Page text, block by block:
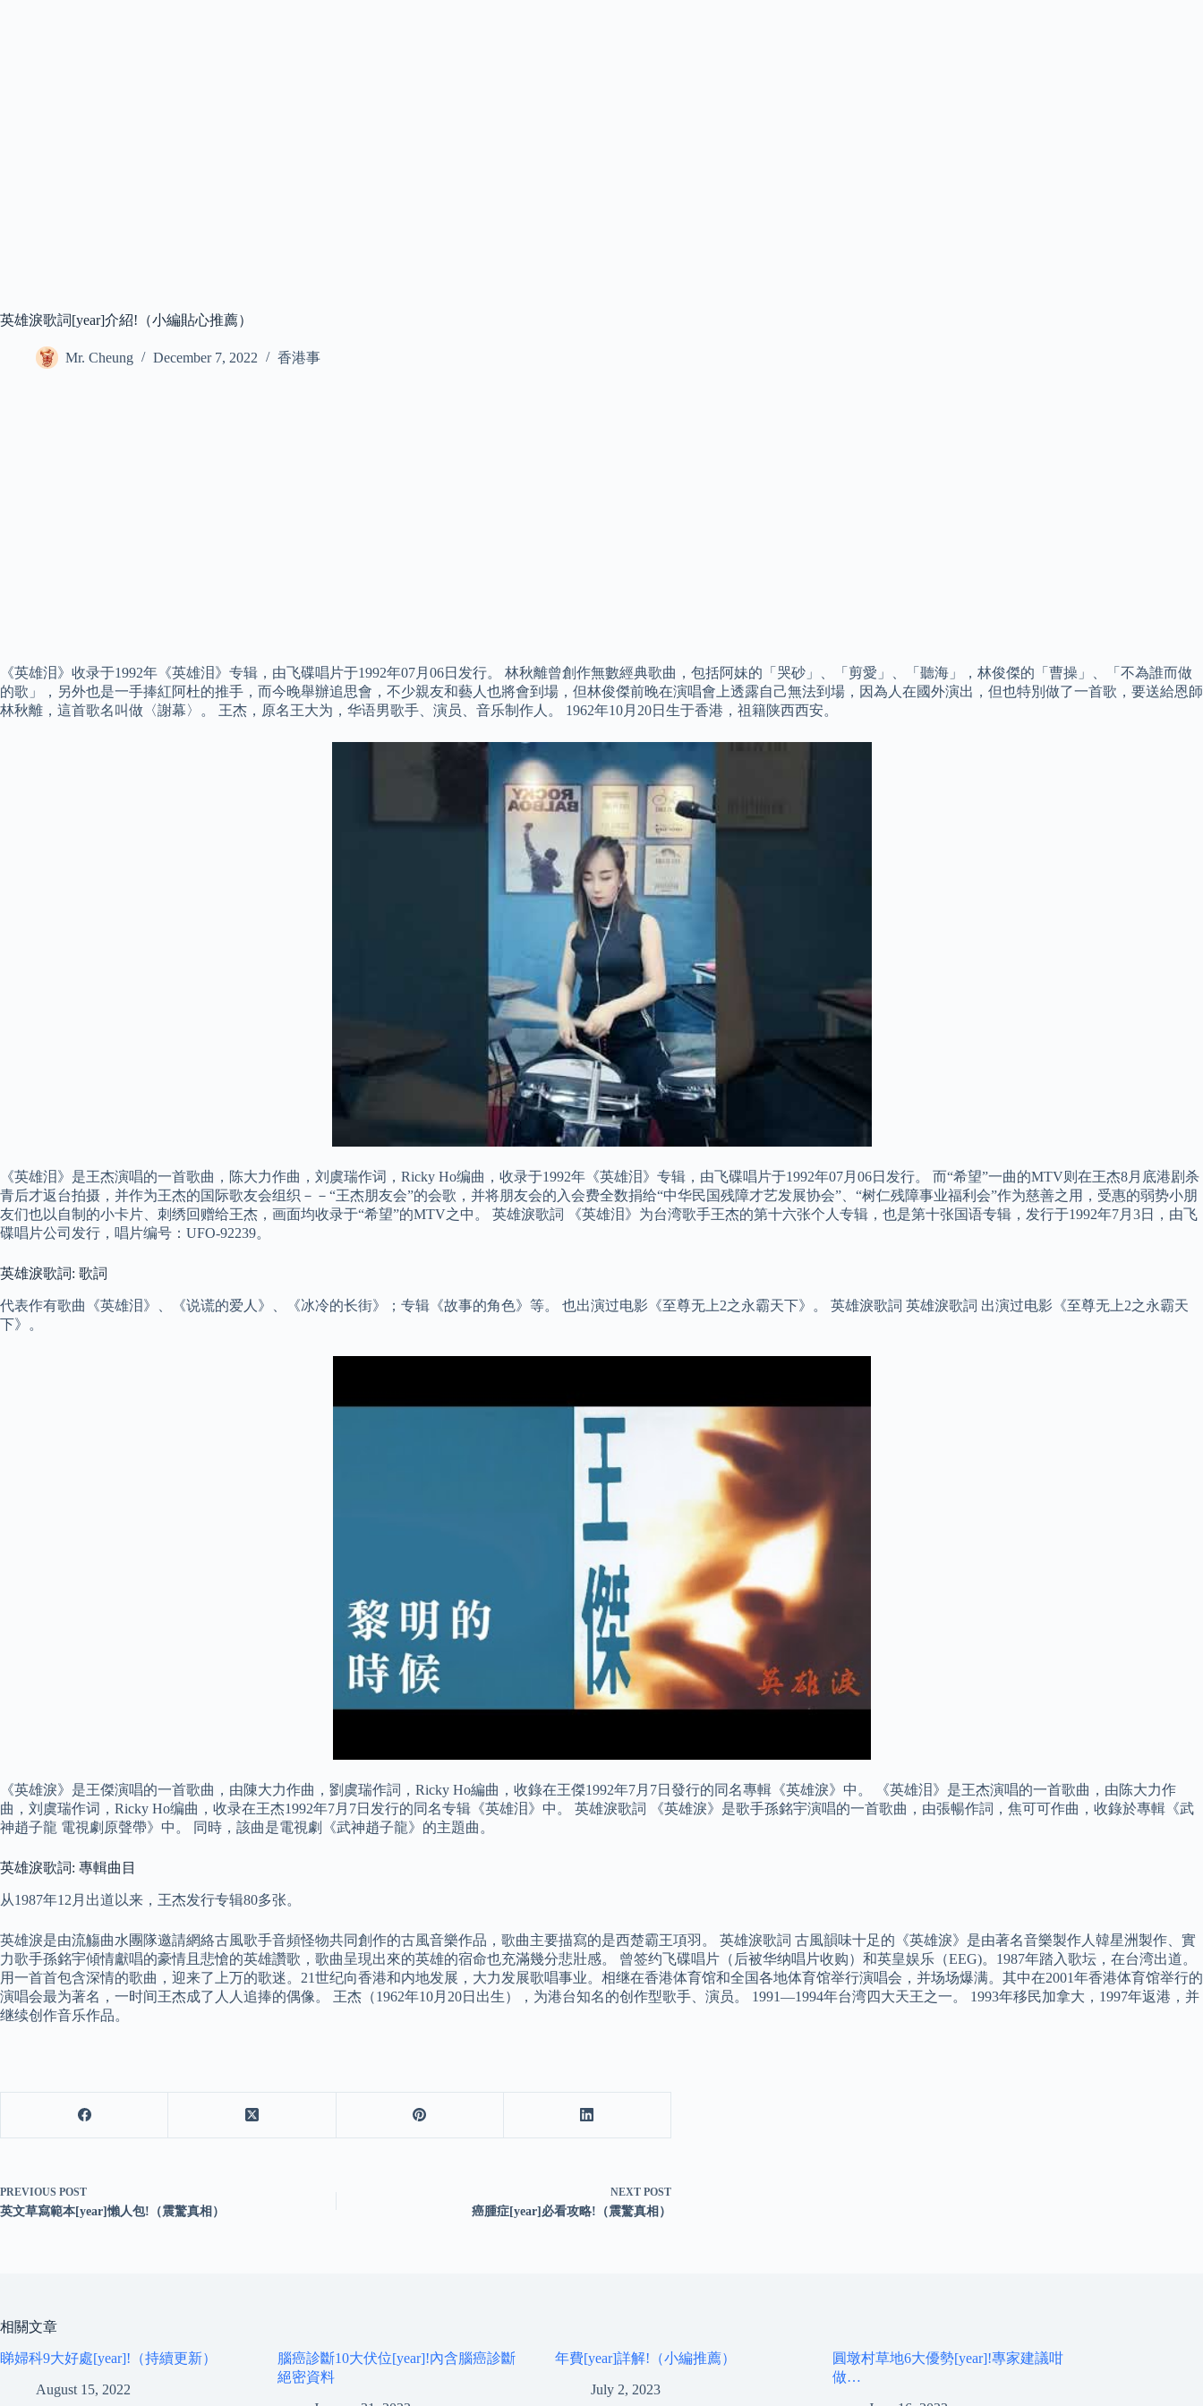
英雄淚歌詞[year]介紹!（小編貼心推薦）
Mr. Cheung December 7, 2022 香港事
《英雄泪》收录于1992年《英雄泪》专辑，由飞碟唱片于1992年07月06日发行。 林秋離曾創作無數經典歌曲，包括阿妹的「哭砂」、「剪愛」、「聽海」，林俊傑的「曹操」、「不為誰而做
的歌」，另外也是一手捧紅阿杜的推手，而今晚舉辦追思會，不少親友和藝人也將會到場，但林俊傑前晚在演唱會上透露自己無法到場，因為人在國外演出，但也特別做了一首歌，要送給恩師
林秋離，這首歌名叫做〈謝幕〉。 王杰，原名王大为，华语男歌手、演员、音乐制作人。 1962年10月20日生于香港，祖籍陕西西安。
《英雄泪》是王杰演唱的一首歌曲，陈大力作曲，刘虞瑞作词，Ricky Ho编曲，收录于1992年《英雄泪》专辑，由飞碟唱片于1992年07月06日发行。 而“希望”一曲的MTV则在王杰8月底港剧杀
青后才返台拍摄，并作为王杰的国际歌友会组织－－“王杰朋友会”的会歌，并将朋友会的入会费全数捐给“中华民国残障才艺发展协会”、“树仁残障事业福利会”作为慈善之用，受惠的弱势小朋
友们也以自制的小卡片、刺绣回赠给王杰，画面均收录于“希望”的MTV之中。 英雄淚歌詞 《英雄泪》为台湾歌手王杰的第十六张个人专辑，也是第十张国语专辑，发行于1992年7月3日，由飞
碟唱片公司发行，唱片编号：UFO-92239。
英雄淚歌詞: 歌詞
代表作有歌曲《英雄泪》、《说谎的爱人》、《冰冷的长街》；专辑《故事的角色》等。 也出演过电影《至尊无上2之永霸天下》。 英雄淚歌詞 英雄淚歌詞 出演过电影《至尊无上2之永霸天
下》。
《英雄淚》是王傑演唱的一首歌曲，由陳大力作曲，劉虞瑞作詞，Ricky Ho編曲，收錄在王傑1992年7月7日發行的同名專輯《英雄淚》中。 《英雄泪》是王杰演唱的一首歌曲，由陈大力作
曲，刘虞瑞作词，Ricky Ho编曲，收录在王杰1992年7月7日发行的同名专辑《英雄泪》中。 英雄淚歌詞 《英雄淚》是歌手孫銘宇演唱的一首歌曲，由張暢作詞，焦可可作曲，收錄於專輯《武
神趙子龍 電視劇原聲帶》中。 同時，該曲是電視劇《武神趙子龍》的主題曲。
英雄淚歌詞: 專輯曲目
从1987年12月出道以来，王杰发行专辑80多张。
英雄淚是由流觴曲水團隊邀請網絡古風歌手音頻怪物共同創作的古風音樂作品，歌曲主要描寫的是西楚霸王項羽。 英雄淚歌詞 古風韻味十足的《英雄淚》是由著名音樂製作人韓星洲製作、實
力歌手孫銘宇傾情獻唱的豪情且悲愴的英雄讚歌，歌曲呈現出來的英雄的宿命也充滿幾分悲壯感。 曾签约飞碟唱片（后被华纳唱片收购）和英皇娱乐（EEG)。1987年踏入歌坛，在台湾出道。
用一首首包含深情的歌曲，迎来了上万的歌迷。21世纪向香港和内地发展，大力发展歌唱事业。相继在香港体育馆和全国各地体育馆举行演唱会，并场场爆满。其中在2001年香港体育馆举行的
演唱会最为著名，一时间王杰成了人人追捧的偶像。 王杰（1962年10月20日出生），为港台知名的创作型歌手、演员。 1991—1994年台湾四大天王之一。 1993年移民加拿大，1997年返港，并
继续创作音乐作品。
PREVIOUS POST
英文草寫範本[year]懶人包!（震驚真相）
NEXT POST
癌腫症[year]必看攻略!（震驚真相）
相關文章
睇婦科9大好處[year]!（持續更新）
August 15, 2022
腦癌診斷10大伏位[year]!內含腦癌診斷
絕密資料
年費[year]詳解!（小編推薦）
July 2, 2023
圓墩村草地6大優勢[year]!專家建議咁
做…